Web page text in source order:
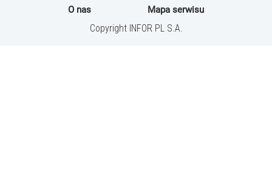
O nas
Mapa serwisu
Copyright INFOR PL S.A.